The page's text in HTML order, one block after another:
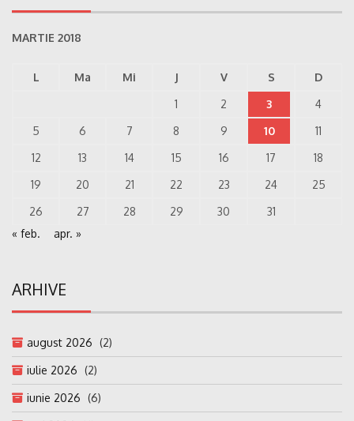
MARTIE 2018
L Ma Mi J V S
D
1
2 3
4
5
6 7 8 9 10
11
12
13 14 15 16 17
18
19
20 21 22 23 24
25
26
27 28 29 30
31
« feb.
apr. »
ARHIVE
august 2026 (2)
iulie 2026 (2)
iunie 2026 (6)